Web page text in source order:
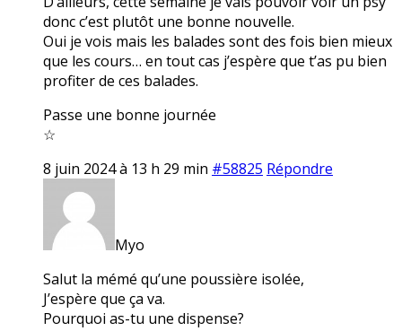
donc c’est plutôt une bonne nouvelle.
Oui je vois mais les balades sont des fois bien mieux
que les cours… en tout cas j’espère que t’as pu bien
profiter de ces balades.
Passe une bonne journée
☆
8 juin 2024 à 13 h 29 min #58825 Répondre
Myo
Salut la mémé qu’une poussière isolée,
J’espère que ça va.
Pourquoi as-tu une dispense?